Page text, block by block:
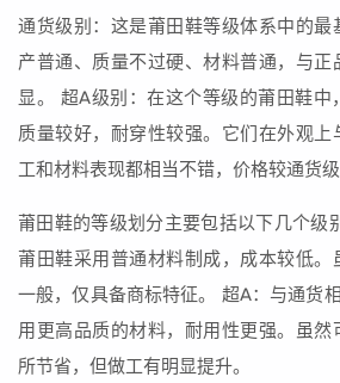
通货级别：这是莆田鞋等级体系中的最
产普通、质量不过硬、材料普通，与正
显。 超A级别：在这个等级的莆田鞋中
质量较好，耐穿性较强。它们在外观
工和材料表现都相当不错，价格较通货级
莆田鞋的等级划分主要包括以下几个级
莆田鞋采用普通材料制成，成本较低。
一般，仅具备商标特征。 超A：与通货
用更高品质的材料，耐用性更强。虽然
所节省，但做工有明显提升。